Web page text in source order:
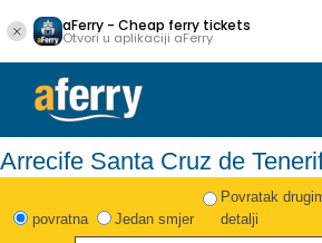
aFerry - Cheap ferry tickets
Otvori u aplikaciji aFerry
Arrecife Santa Cruz de
povratna Jedan smjer
Povratak
detalji